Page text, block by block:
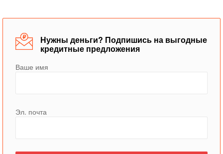
Нужны деньги? Подпишись на выгодные
кредитные предложения
Ваше имя
Эл. почта